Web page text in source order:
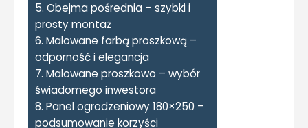
Obejma pośrednia – szybki i
prosty montaż
Malowane farbą proszkową –
odporność i elegancja
Malowane proszkowo – wybór
świadomego inwestora
Panel ogrodzeniowy 180×250 –
podsumowanie korzyści